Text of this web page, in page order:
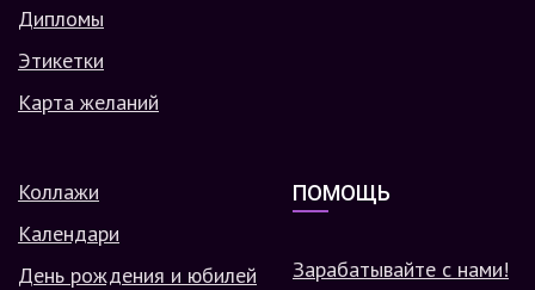
Дипломы
Этикетки
Карта желаний
Коллажи
Календари
День рождения и юбилей
ПОМОЩЬ
Зарабатывайте с нами!